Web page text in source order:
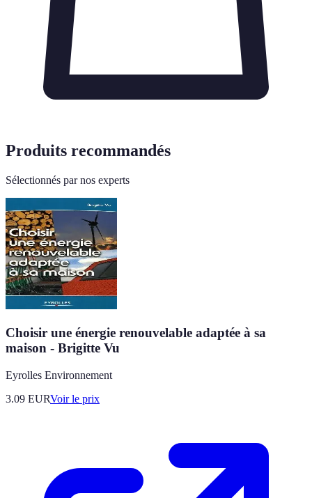
Produits recommandés
Sélectionnés par nos experts
Choisir une énergie renouvelable adaptée à sa
maison - Brigitte Vu
Eyrolles Environnement
3.09 EURVoir le prix